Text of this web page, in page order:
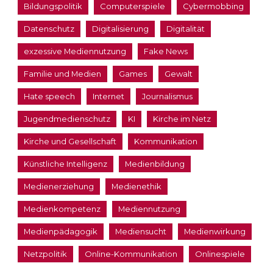
Bildungspolitik Computerspiele Cybermobbing
Datenschutz Digitalisierung Digitalität
exzessive Mediennutzung Fake News
Familie und Medien Games Gewalt
Hate speech Internet Journalismus
Jugendmedienschutz KI Kirche im Netz
Kirche und Gesellschaft Kommunikation
Künstliche Intelligenz Medienbildung
Medienerziehung Medienethik
Medienkompetenz Mediennutzung
Medienpädagogik Mediensucht Medienwirkung
Netzpolitik Online-Kommunikation Onlinespiele